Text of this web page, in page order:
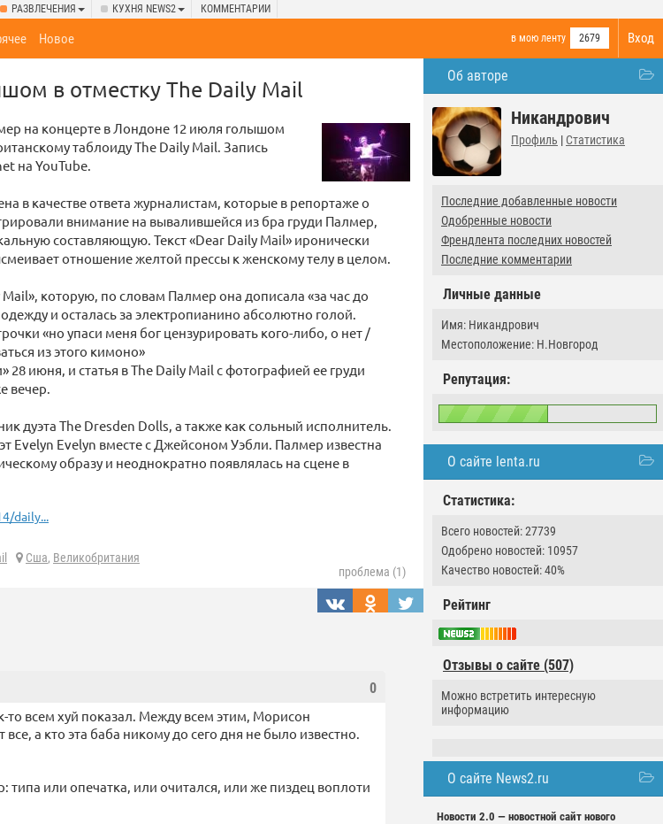
РАЗВЛЕЧЕНИЯ КУХНЯ NEWS2 КОММЕНТАРИИ
Вход
в мою ленту 2679
Новое
Об авторе
Никандрович
Профиль | Статистика
Последние добавленные новости
Одобренные новости
Френдлента последних новостей
Последние комментарии
Личные данные
Имя: Никандрович
Местоположение: Н.Новгород
Репутация:
О сайте lenta.ru
Статистика:
Всего новостей: 27739
Одобрено новостей: 10957
Качество новостей: 40%
Рейтинг
Отзывы о сайте (507)
Можно встретить интересную
информацию
О сайте News2.ru
Новости 2.0 — новостной сайт нового
в отместку The Daily Mail
на концерте в Лондоне 12 июля голышом
таблоиду The Daily Mail. Запись
на YouTube.
в качестве ответа журналистам, которые в репортаже о
внимание на вывалившейся из бра груди Палмер,
составляющую. Текст «Dear Daily Mail» иронически
отношение желтой прессы к женскому телу в целом.
которую, по словам Палмер она дописала «за час до
и осталась за электропианино абсолютно голой.
«но упаси меня бог цензурировать кого-либо, о нет /
из этого кимоно»
28 июня, и статья в The Daily Mail с фотографией ее груди
вечер.
дуэта The Dresden Dolls, а также как сольный исполнитель.
Evelyn Evelyn вместе с Джейсоном Уэбли. Палмер известна
образу и неоднократно появлялась на сцене в
daily...
Сша, Великобритания
проблема (1)
0
то всем хуй показал. Между всем этим, Морисон
а кто эта баба никому до сего дня не было известно.
или опечатка, или очитался, или же пиздец воплоти